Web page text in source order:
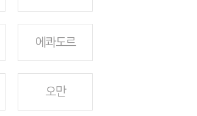
에콰도르
오만